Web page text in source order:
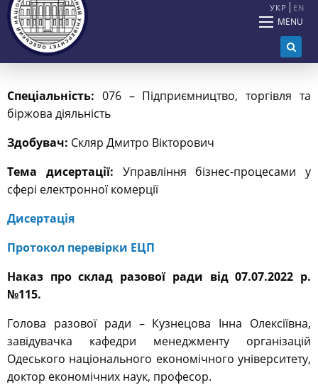
УКР EN
MENU
Спеціальність: 076 – Підприємництво, торгівля та
біржова діяльність
Здобувач: Скляр Дмитро Вікторович
Тема дисертації: Управління бізнес-процесами у
сфері електронної комерції
Дисертація
Протокол перевірки ЕЦП
Наказ про склад разової ради від 07.07.2022 р.
№115.
Голова разової ради – Кузнецова Інна Олексіївна,
завідувачка кафедри менеджменту організацій
Одеського національного економічного університету,
доктор економічних наук, професор.